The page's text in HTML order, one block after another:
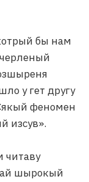
бы нам
у гет другу
Сякый феномен
изсув».
читаву
шырокый